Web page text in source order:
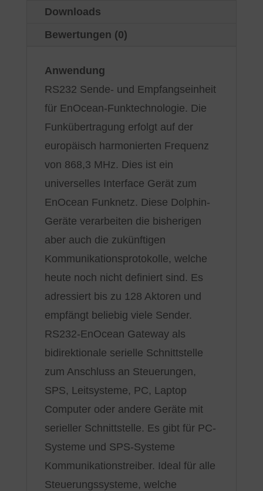
Downloads
Bewertungen (0)
Anwendung
RS232 Sende- und Empfangseinheit
für EnOcean-Funktechnologie. Die
Funkübertragung erfolgt auf der
europäisch harmonierten Frequenz
von 868,3 MHz. Dies ist ein
universelles Interface Gerät zum
EnOcean Funknetz. Diese Dolphin-
Geräte verarbeiten die bisherigen
aber auch die zukünftigen
Kommunikationsprotokolle, welche
heute noch nicht definiert sind. Es
adressiert bis zu 128 Aktoren und
empfängt beliebig viele Sender.
RS232-EnOcean Gateway als
bidirektionale serielle Schnittstelle
zum Anschluss an Steuerungen,
SPS, Leitsysteme, PC, Laptop
Computer oder andere Geräte mit
serieller Schnittstelle. Es gibt für PC-
Systeme und SPS-Systeme
Kommunikationstreiber. Ideal für alle
Steuerungssysteme, welche